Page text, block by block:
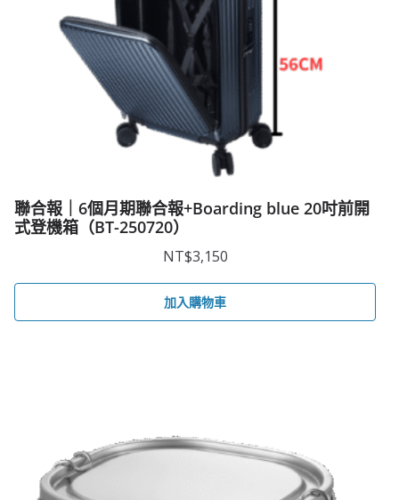
聯合報｜6個月期聯合報+Boarding blue 20吋前開
式登機箱（BT-250720）
NT$3,150
加入購物車